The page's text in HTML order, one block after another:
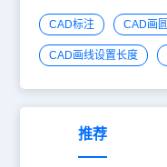
技巧。
CAD标注 CAD画
CAD画线设置长度
推荐